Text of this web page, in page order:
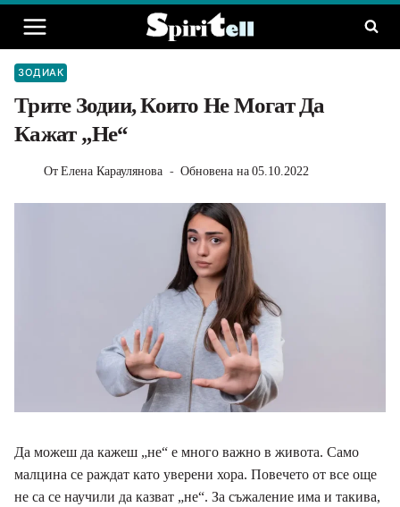
съдържанието
ЗОДИАК
Трите Зодии, Които Не Могат Да
Кажат „не“
От Елена Караулянова Обновена на 05.10.2022
Да можеш да кажеш „не“ е много важно в живота. Само
малцина се раждат като уверени хора. Повечето от все още
не са се научили да казват „не“. За съжаление има и такива,